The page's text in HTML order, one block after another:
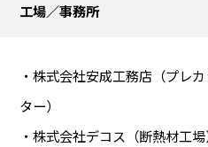
工場／事務所
・株式会社安成工務店（プレ
ター）
・株式会社デコス（断熱材工場